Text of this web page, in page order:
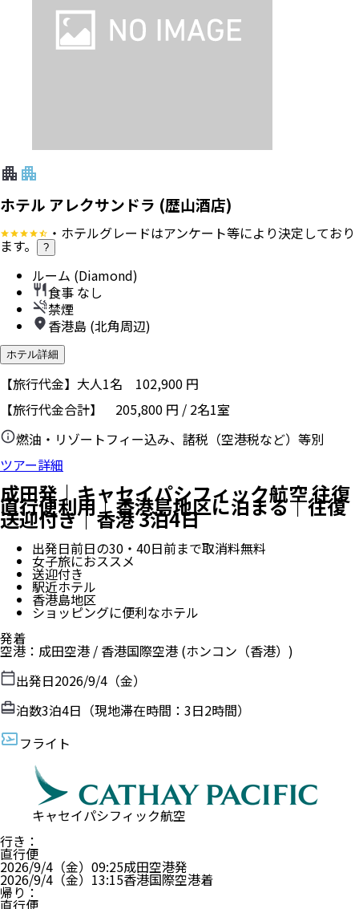
ホテル アレクサンドラ (歴山酒店)
・ホテルグレードはアンケート等により決定しており
ます。 ?
ルーム (Diamond)
食事 なし
禁煙
香港島 (北角周辺)
ホテル詳細
【旅行代金】大人1名 102,900 円
【旅行代金合計】 205,800 円 / 2名1室
燃油・リゾートフィー込み、諸税（空港税など）等別
ツアー詳細
成田発｜キャセイパシフィック航空 往復
直行便利用｜香港島地区に泊まる｜往復
送迎付き｜香港 3泊4日
出発日前日の30・40日前まで取消料無料
女子旅におススメ
送迎付き
駅近ホテル
香港島地区
ショッピングに便利なホテル
発着
空港 ： 成田空港 / 香港国際空港 (ホンコン（香港）)
出発日2026/9/4（金）
泊数3泊4日（現地滞在時間： 3日2時間）
フライト
キャセイパシフィック航空
行き ：
直行便
2026/9/4（金） 09:25成田空港発
2026/9/4（金） 13:15香港国際空港着
帰り ：
直行便